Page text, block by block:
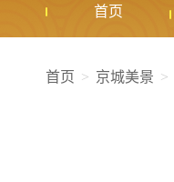
首页
首页 京城美景